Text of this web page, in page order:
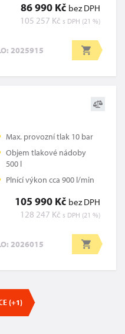
86 990 Kč bez DPH
105 257 Kč s DPH (21 %)
2025915
Max. provozní tlak 10 bar
Objem tlakové nádoby
500 l
Plnící výkon cca 900 l/min
105 990 Kč bez DPH
128 247 Kč s DPH (21 %)
2026015
(+1)